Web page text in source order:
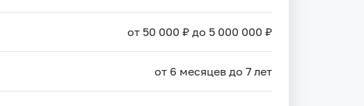
от 50 000 ₽ до 5 000 000 ₽
от 6 месяцев до 7 лет